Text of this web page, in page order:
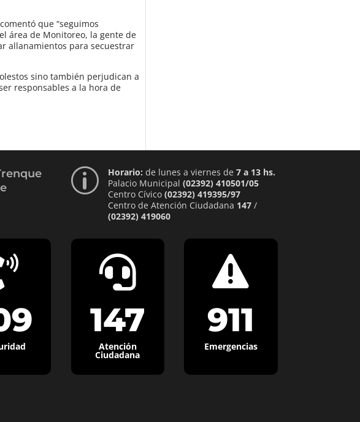
que “seguimos
área de Monitoreo, la gente de
allanamientos para secuestrar
sino también perjudican a
responsables a la hora de
p Horario: de lunes a viernes de 7 a 13 hs.
Palacio Municipal (02392) 410501/05
Centro Cívico (02392) 419395/97
Centro de Atención Ciudadana 147/
(02392) 419060

147
Atención
Ciudadana

911
Emergencias